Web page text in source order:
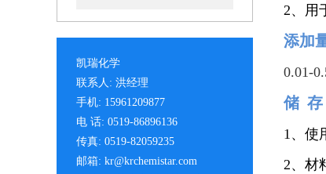
凯瑞化学
联系人: 洪经理
手机: 15961209877
电 话: 0519-86896136
传真: 0519-82059235
邮箱: kr@krchemistar.com
2、用
添加
0.01-
储 存
1、使
2、材